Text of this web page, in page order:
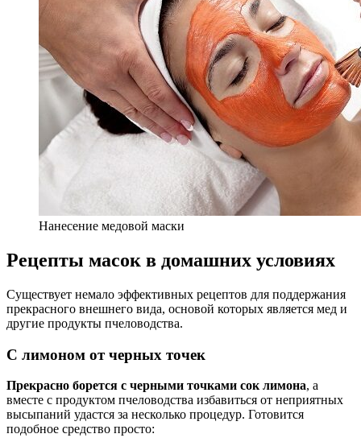
Нанесение медовой маски
Рецепты масок в домашних условиях
Существует немало эффективных рецептов для поддержания
прекрасного внешнего вида, основой которых является мед и
другие продукты пчеловодства.
С лимоном от черных точек
Прекрасно борется с черными точками сок лимона, а
вместе с продуктом пчеловодства избавиться от неприятных
высыпаний удастся за несколько процедур. Готовится
подобное средство просто: